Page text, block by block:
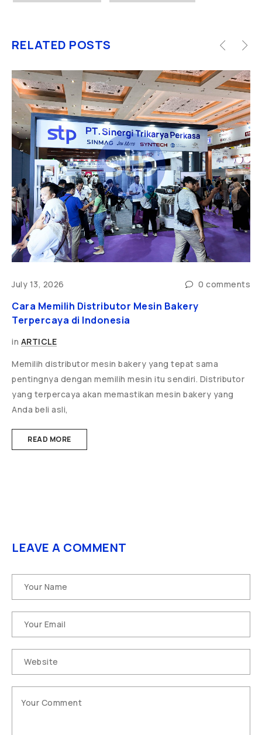
RELATED POSTS
July 13, 2026 0 comments
Cara Memilih Distributor Mesin Bakery
Terpercaya di Indonesia
in ARTICLE
Memilih distributor mesin bakery yang tepat sama
pentingnya dengan memilih mesin itu sendiri. Distributor
yang terpercaya akan memastikan mesin bakery yang
Anda beli asli,
READ MORE
LEAVE A COMMENT